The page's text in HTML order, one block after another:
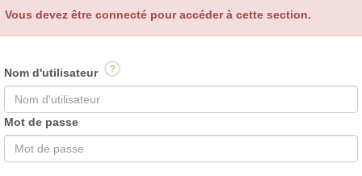
Vous devez être connecté pour accéder à cette section.
Nom d'utilisateur ?
Mot de passe